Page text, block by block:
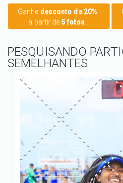
Ganhe desconto de 20%
a partir de 5 fotos
PESQUISANDO
SEMELHANTES